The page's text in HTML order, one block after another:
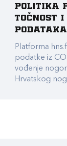
Politika
točnost i
Platforma
podatke iz
vođenje
Hrvatskog